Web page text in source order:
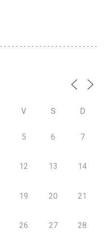
V S D
5 6 7
12 13 14
19 20 21
26 27 28